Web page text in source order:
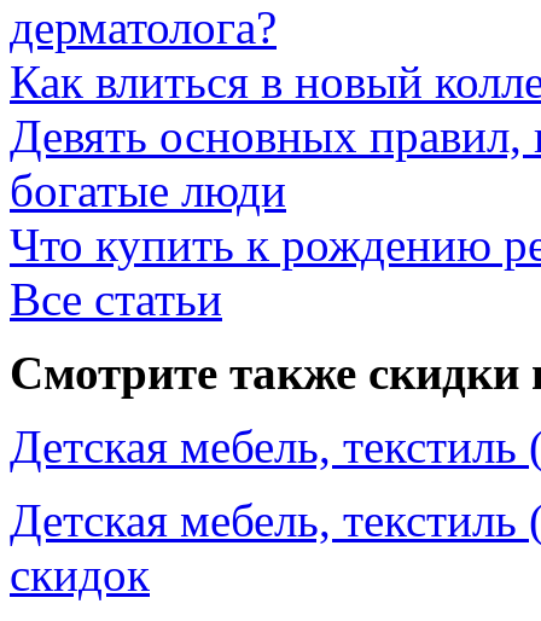
дерматолога?
Как влиться в новый
Девять основных
богатые люди
Что купить к рождению
Все статьи
Смотрите также скидки
Детская мебель,
Детская мебель,
скидок